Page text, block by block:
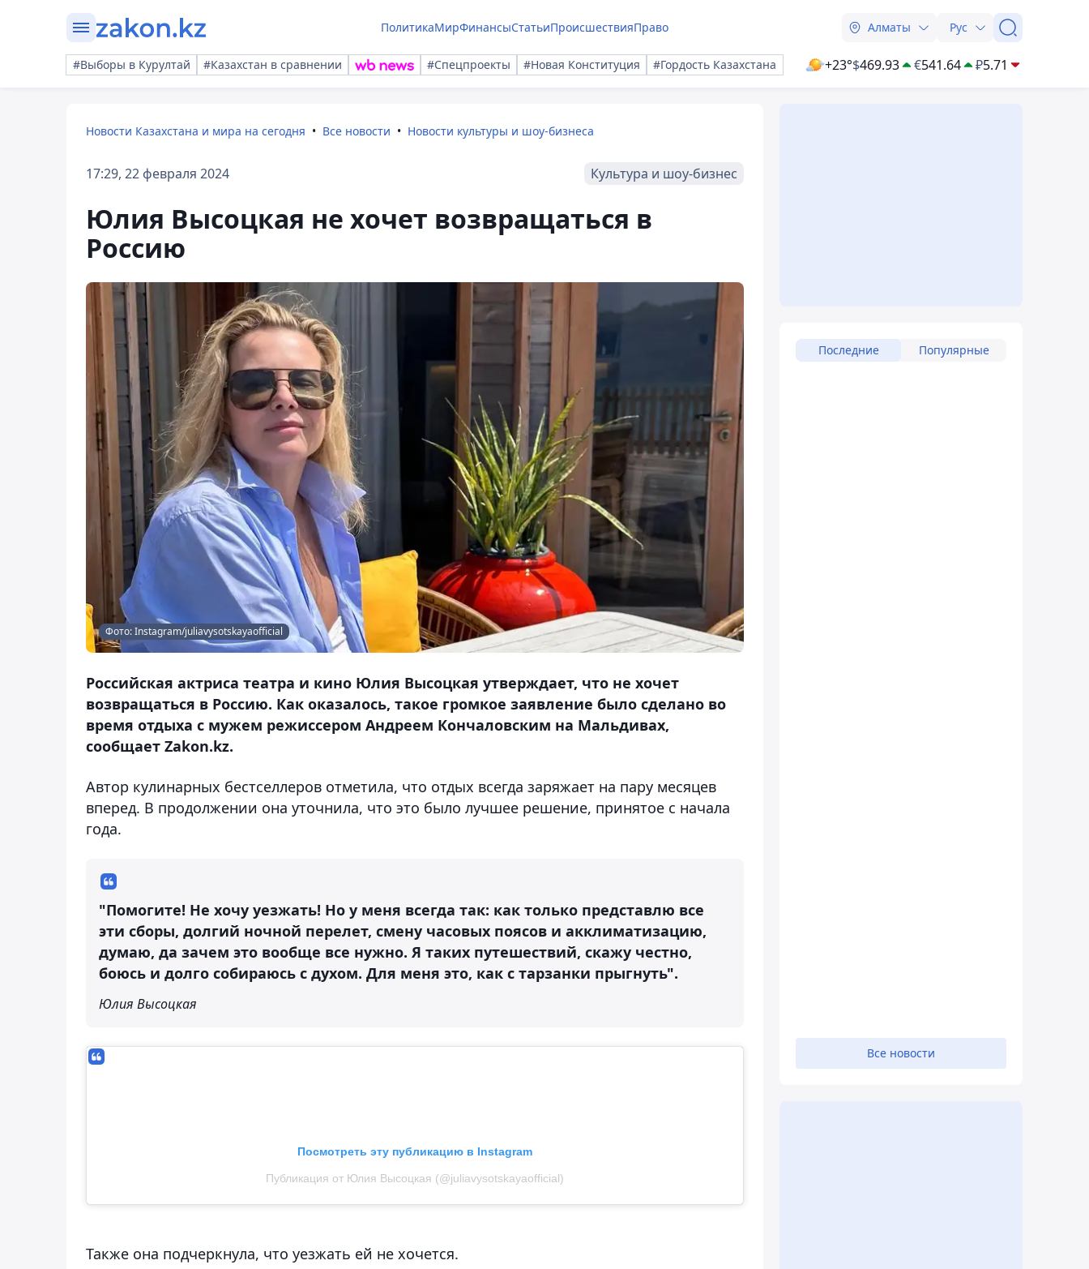
ПолитикаМирФинансыСтатьиПроисшествияПраво Алматы Рус
#Выборы в Курултай #Казахстан в сравнении #Спецпроекты #Новая Конституция #Гордость Казахстана +23°$469.93 €541.64 ₽5.71
Новости Казахстана и мира на сегодня Все новости Новости культуры и шоу-бизнеса
17:29, 22 февраля 2024 Культура и шоу-бизнес
Юлия Высоцкая не хочет возвращаться в
Россию
Фото: Instagram/juliavysotskayaofficial
Российская актриса театра и кино Юлия Высоцкая утверждает, что не хочет
возвращаться в Россию. Как оказалось, такое громкое заявление было сделано во
время отдыха с мужем режиссером Андреем Кончаловским на Мальдивах,
сообщает Zakon.kz.
Автор кулинарных бестселлеров отметила, что отдых всегда заряжает на пару месяцев
вперед. В продолжении она уточнила, что это было лучшее решение, принятое с начала
года.
"Помогите! Не хочу уезжать! Но у меня всегда так: как только представлю все
эти сборы, долгий ночной перелет, смену часовых поясов и акклиматизацию,
думаю, да зачем это вообще все нужно. Я таких путешествий, скажу честно,
боюсь и долго собираюсь с духом. Для меня это, как с тарзанки прыгнуть".
Юлия Высоцкая
Посмотреть эту публикацию в Instagram
Публикация от Юлия Высоцкая (@juliavysotskayaofficial)
Также она подчеркнула, что уезжать ей не хочется.
Последние Популярные
Все новости